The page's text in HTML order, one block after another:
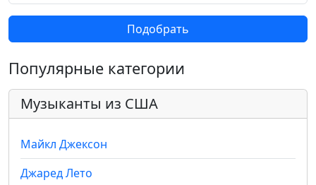
Подобрать
Популярные категории
Музыканты из США
Майкл Джексон
Джаред Лето